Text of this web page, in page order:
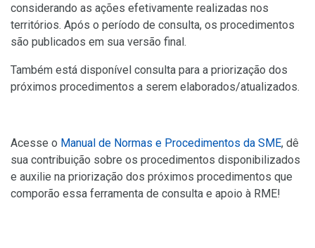
considerando as ações efetivamente realizadas nos
territórios. Após o período de consulta, os procedimentos
são publicados em sua versão final.
Também está disponível consulta para a priorização dos
próximos procedimentos a serem elaborados/atualizados.
Acesse o Manual de Normas e Procedimentos da SME, dê
sua contribuição sobre os procedimentos disponibilizados
e auxilie na priorização dos próximos procedimentos que
comporão essa ferramenta de consulta e apoio à RME!